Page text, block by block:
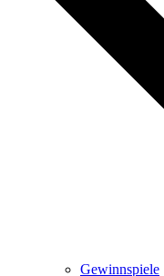
Gewinnspiele